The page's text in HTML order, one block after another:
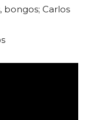
bongos; Carlos